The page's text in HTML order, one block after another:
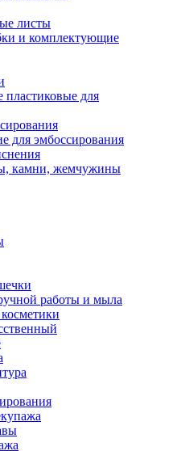
листы
и комплектующие
пластиковые для
для эмбоссирования
камни, жемчужины
работы и мыла